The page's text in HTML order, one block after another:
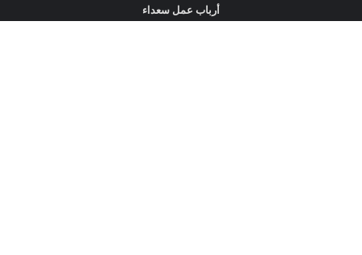
أرباب عمل سعداء